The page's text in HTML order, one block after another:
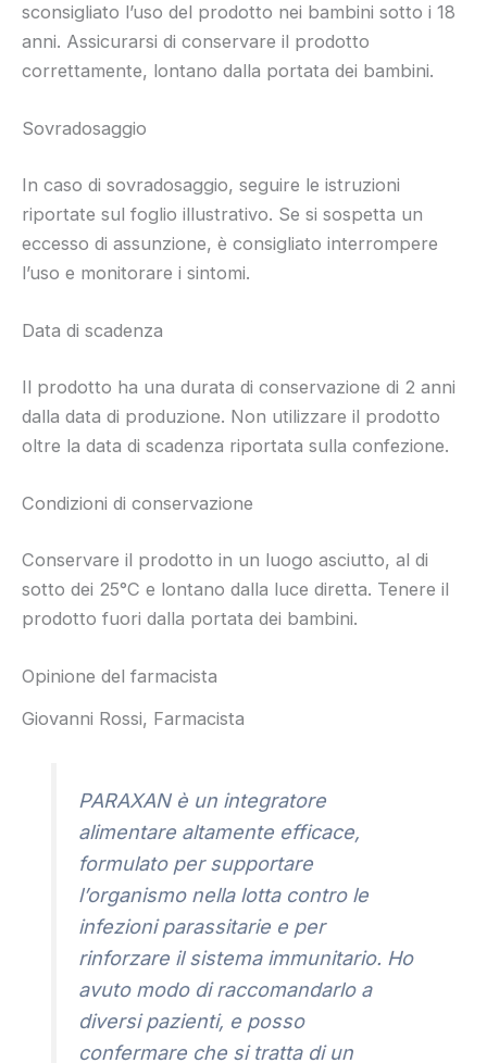
sconsigliato l’uso del prodotto nei bambini sotto i 18
anni. Assicurarsi di conservare il prodotto
correttamente, lontano dalla portata dei bambini.
Sovradosaggio
In caso di sovradosaggio, seguire le istruzioni
riportate sul foglio illustrativo. Se si sospetta un
eccesso di assunzione, è consigliato interrompere
l’uso e monitorare i sintomi.
Data di scadenza
Il prodotto ha una durata di conservazione di 2 anni
dalla data di produzione. Non utilizzare il prodotto
oltre la data di scadenza riportata sulla confezione.
Condizioni di conservazione
Conservare il prodotto in un luogo asciutto, al di
sotto dei 25°C e lontano dalla luce diretta. Tenere il
prodotto fuori dalla portata dei bambini.
Opinione del farmacista
Giovanni Rossi, Farmacista
PARAXAN è un integratore
alimentare altamente efficace,
formulato per supportare
l’organismo nella lotta contro le
infezioni parassitarie e per
rinforzare il sistema immunitario. Ho
avuto modo di raccomandarlo a
diversi pazienti, e posso
confermare che si tratta di un